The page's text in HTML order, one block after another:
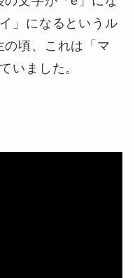
」になるというル
頃、これは「マ
いました。